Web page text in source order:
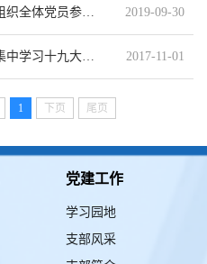
2019-09-30
2017-11-01
1 下页 尾页
党建工作
学习园地
支部风采